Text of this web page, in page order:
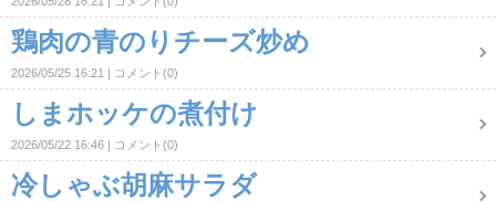
鶏肉の青のりチーズ炒め
2026/05/25 16:21 コメント(0)
しまホッケの煮付け
2026/05/22 16:46 コメント(0)
冷しゃぶ胡麻サラダ